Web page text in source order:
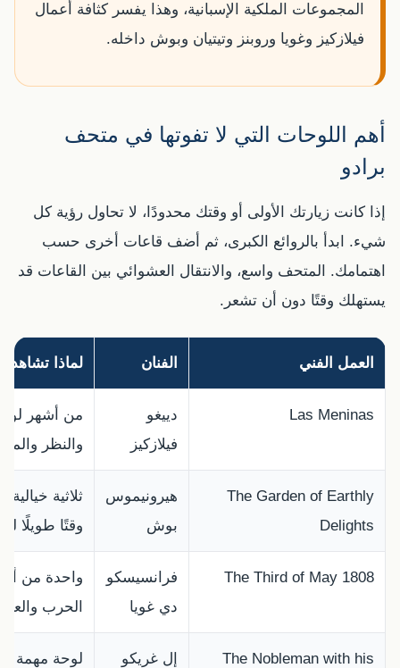
المجموعات الملكية الإسبانية، وهذا يفسر كثافة أعمال
فيلازكيز وغويا وروبنز وتيتيان وبوش داخله.
أهم اللوحات التي لا تفوتها في متحف
برادو
إذا كانت زيارتك الأولى أو وقتك محدودًا، لا تحاول رؤية كل
شيء. ابدأ بالروائع الكبرى، ثم أضف قاعات أخرى حسب
اهتمامك. المتحف واسع، والانتقال العشوائي بين القاعات قد
يستهلك وقتًا دون أن تشعر.
العمل الفني الفنان لماذا
Las Meninas
دييغو
فيلازكيز
من أشهر
والنظر
The Garden of Earthly
Delights
هيرونيموس
بوش
ثلاثية
وقتًا طويلًا
The Third of May 1808
فرانسيسكو
دي غويا
واحدة من
الحرب
The Nobleman with his
إل غريكو
لوحة مهمة